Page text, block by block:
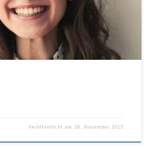
Veröffentlicht am28. November 2015